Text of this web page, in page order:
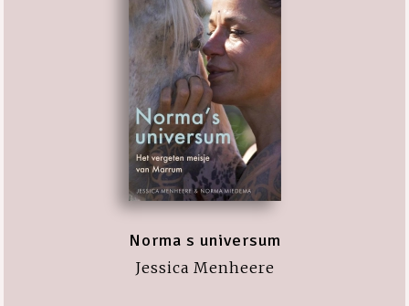
Norma s universum
Jessica Menheere